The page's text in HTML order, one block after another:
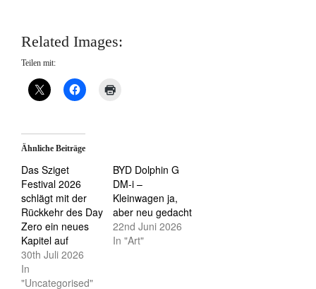
Related Images:
Teilen mit:
Ähnliche Beiträge
Das Sziget
Festival 2026
schlägt mit der
Rückkehr des Day
Zero ein neues
Kapitel auf
30th Juli 2026
In
"Uncategorised"
BYD Dolphin G
DM-i –
Kleinwagen ja,
aber neu gedacht
22nd Juni 2026
In "Art"